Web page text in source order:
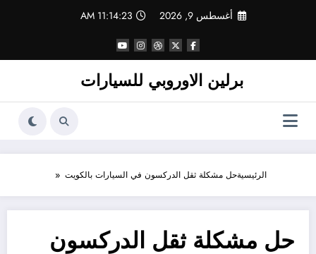
أغسطس 9, 2026 11:14:23 AM
برلين الاوروبي للسيارات
الرئيسيةحل مشكلة ثقل الدركسون في السيارات بالكويت
حل مشكلة ثقل الدركسون